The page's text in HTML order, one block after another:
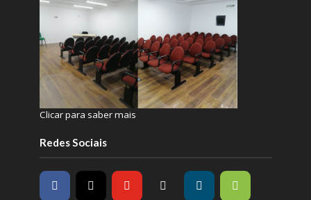
Clicar para saber mais
Redes Sociais